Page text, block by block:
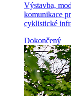
Výstavba,
komunikace
cyklistické
Dokončený